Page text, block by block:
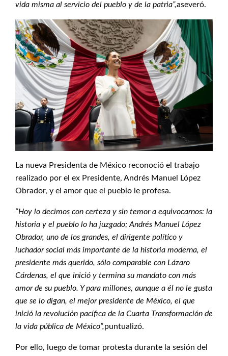
vida misma al servicio del pueblo y de la patria”,aseveró.
La nueva Presidenta de México reconoció el trabajo
realizado por el ex Presidente, Andrés Manuel López
Obrador, y el amor que el pueblo le profesa.
“Hoy lo decimos con certeza y sin temor a equivocarnos: la
historia y el pueblo lo ha juzgado; Andrés Manuel López
Obrador, uno de los grandes, el dirigente político y
luchador social más importante de la historia moderna, el
presidente más querido, sólo comparable con Lázaro
Cárdenas, el que inició y termina su mandato con más
amor de su pueblo. Y para millones, aunque a él no le gusta
que se lo digan, el mejor presidente de México, el que
inició la revolución pacífica de la Cuarta Transformación de
la vida pública de México”,puntualizó.
Por ello, luego de tomar protesta durante la sesión del